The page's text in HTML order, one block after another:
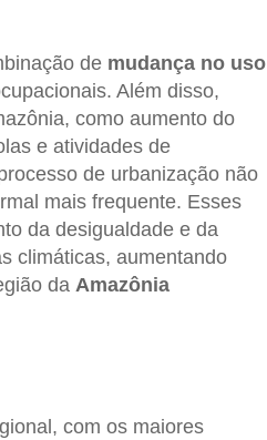
de mudança no uso
Além disso,
como aumento do
e atividades de
de urbanização não
mais frequente. Esses
da desigualdade e da
climáticas, aumentando
da Amazônia
com os maiores